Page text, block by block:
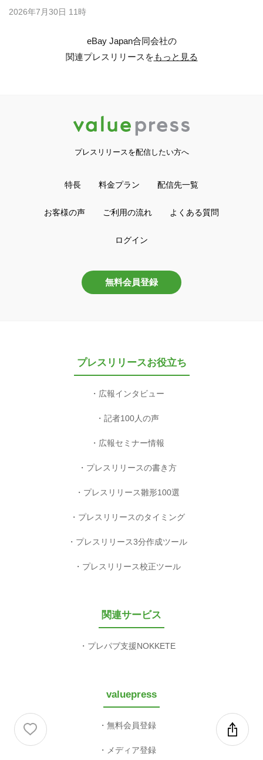
2026年7月30日 11時
eBay Japan合同会社の
関連プレスリリースをもっと見る
プレスリリースを配信したい方へ
特長 料金プラン 配信先一覧
お客様の声 ご利用の流れ よくある質問
ログイン
無料会員登録
プレスリリースお役立ち
広報インタビュー
記者100人の声
広報セミナー情報
プレスリリースの書き方
プレスリリース雛形100選
プレスリリースのタイミング
プレスリリース3分作成ツール
プレスリリース校正ツール
関連サービス
プレパブ支援NOKKETE
valuepress
無料会員登録
メディア登録